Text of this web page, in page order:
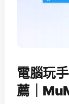
電腦玩
薦｜